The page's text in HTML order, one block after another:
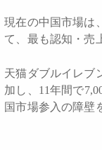
現在の中国市場は
て、最も認知・売
天猫ダブルイレブ
加し、11年間で
国市場参入の障壁